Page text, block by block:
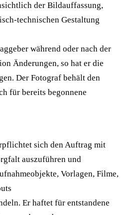
der Bildauffassung,
technischen Gestaltung
während oder nach der
Änderungen, so hat er die
Der Fotograf behält den
für bereits begonnene
sich den Auftrag mit
auszuführen und
Vorlagen, Filme,
Er haftet für entstandene